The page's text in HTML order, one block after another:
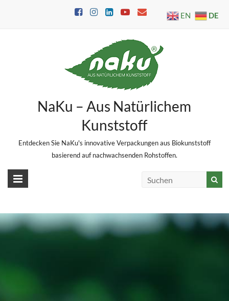
NaKu – Aus Natürlichem
Kunststoff
Entdecken Sie NaKu's innovative Verpackungen aus Biokunststoff
basierend auf nachwachsenden Rohstoffen.
EN DE